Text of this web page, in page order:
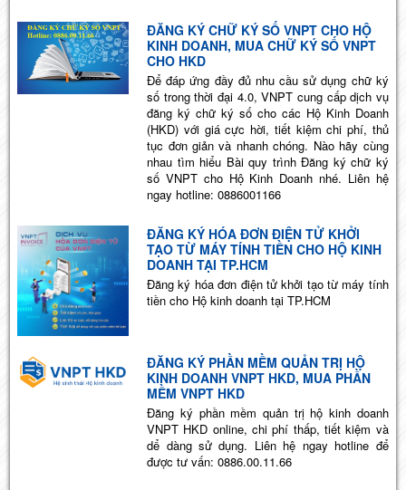
ĐĂNG KÝ CHỮ KÝ SỐ VNPT CHO HỘ
KINH DOANH, MUA CHỮ KÝ SỐ VNPT
CHO HKD
Để đáp ứng đầy đủ nhu cầu sử dụng chữ ký
số trong thời đại 4.0, VNPT cung cấp dịch vụ
đăng ký chữ ký số cho các Hộ Kinh Doanh
(HKD) với giá cực hời, tiết kiệm chi phí, thủ
tục đơn giản và nhanh chóng. Nào hãy cùng
nhau tìm hiểu Bài quy trình Đăng ký chữ ký
số VNPT cho Hộ Kinh Doanh nhé. Liên hệ
ngay hotline: 0886001166
ĐĂNG KÝ HÓA ĐƠN ĐIỆN TỬ KHỞI
TẠO TỪ MÁY TÍNH TIỀN CHO HỘ KINH
DOANH TẠI TP.HCM
Đăng ký hóa đơn điện tử khởi tạo từ máy tính
tiền cho Hộ kinh doanh tại TP.HCM
ĐĂNG KÝ PHẦN MỀM QUẢN TRỊ HỘ
KINH DOANH VNPT HKD, MUA PHẦN
MỀM VNPT HKD
Đăng ký phần mềm quản trị hộ kinh doanh
VNPT HKD online, chi phí thấp, tiết kiệm và
dể dàng sử dụng. Liên hệ ngay hotline để
được tư vấn: 0886.00.11.66